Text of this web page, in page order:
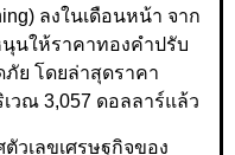
ลงในเดือนหน้า จาก
นให้ราคาทองคำปรับ
ย โดยล่าสุดราคา
วณ 3,057 ดอลลาร์แล้ว
วเลขเศรษฐกิจของ